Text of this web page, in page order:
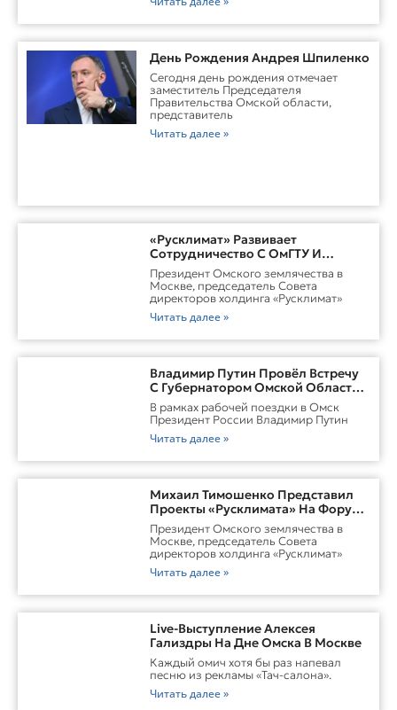
День Рождения Андрея Шпиленко
Cегодня день рождения отмечает
заместитель Председателя
Правительства Омской области,
представитель
Читать далее »
«Русклимат» Развивает
Сотрудничество С ОмГТУ И
Участвует В Обновлении
Городской Среды Омска
Президент Омского землячества в
Москве, председатель Совета
директоров холдинга «Русклимат»
Читать далее »
Владимир Путин Провёл Встречу
С Губернатором Омской Области
Виталием ХоценкоИсточник
В рамках рабочей поездки в Омск
Президент России Владимир Путин
Читать далее »
Михаил Тимошенко Представил
Проекты «Русклимата» На Форуме
России И Казахстана
Президент Омского землячества в
Москве, председатель Совета
директоров холдинга «Русклимат»
Читать далее »
Live-Выступление Алексея
Гализдры На Дне Омска В Москве
Каждый омич хотя бы раз напевал
песню из рекламы «Тач-салона».
Читать далее »